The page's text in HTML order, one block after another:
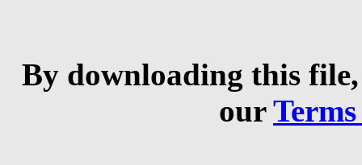
By downloading this
our